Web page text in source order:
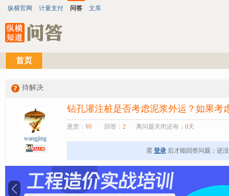
纵横官网 计量支付 问答 文库
首页
待解决
wangjing
钻孔灌注桩是否考虑泥浆外运？如果考
悬赏：¥0 回答： 2 离问题关闭还有： 0天
需 登录 后才能回答问题；还